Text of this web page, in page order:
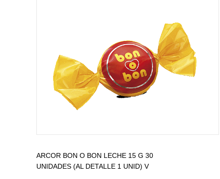
ARCOR BON O BON LECHE 15 G 30
UNIDADES (AL DETALLE 1 UNID) V